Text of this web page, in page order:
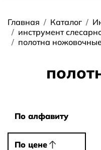
Строка
Главная Каталог
инструмент
полотна ножовочные
По алфавиту
По алфавиту
По цене
По цене